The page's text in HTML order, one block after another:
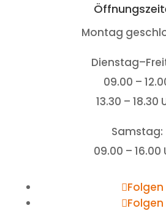
Montag
09.00 –
13.30 – 18.30
Samstag:
09.00 – 16.00
Folgen
Folgen